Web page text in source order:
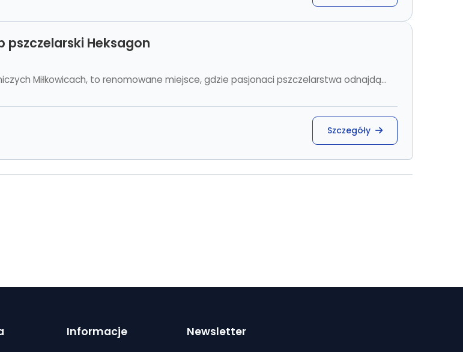
pszczelarski Heksagon
Miłkowicach, to renomowane miejsce, gdzie pasjonaci pszczelarstwa odnajdą...
Szczegóły
Informacje Newsletter